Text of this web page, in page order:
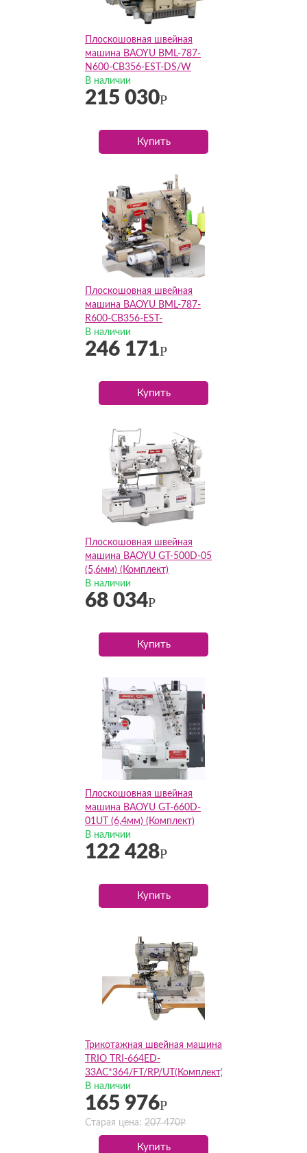
Плоскошовная швейная
машина BAOYU BML-787-
N600-CB356-EST-DS/W
(Комплект)
В наличии
215 030Р
Купить
Плоскошовная швейная
машина BAOYU BML-787-
R600-CB356-EST-
DS/W(Комплект)
В наличии
246 171Р
Купить
Плоскошовная швейная
машина BAOYU GT-500D-05
(5,6мм) (Комплект)
В наличии
68 034Р
Купить
Плоскошовная швейная
машина BAOYU GT-660D-
01UT (6,4мм) (Комплект)
В наличии
122 428Р
Купить
Трикотажная швейная машина
TRIO TRI-664ED-
33AC*364/FT/RP/UT(Комплект)
В наличии
165 976Р
Старая цена: 207 470Р
Купить